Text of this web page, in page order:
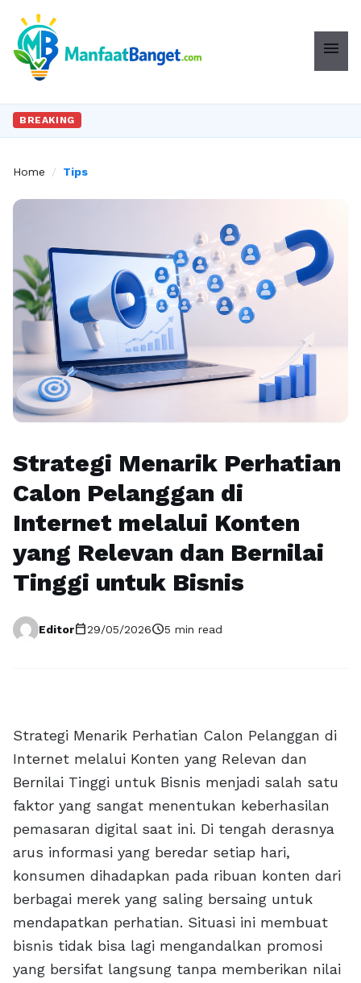
menu
BREAKING
Home / Tips
Strategi Menarik Perhatian
Calon Pelanggan di
Internet melalui Konten
yang Relevan dan Bernilai
Tinggi untuk Bisnis
Editorcalendar_today29/05/2026schedule5 min read
Strategi Menarik Perhatian Calon Pelanggan di
Internet melalui Konten yang Relevan dan
Bernilai Tinggi untuk Bisnis menjadi salah satu
faktor yang sangat menentukan keberhasilan
pemasaran digital saat ini. Di tengah derasnya
arus informasi yang beredar setiap hari,
konsumen dihadapkan pada ribuan konten dari
berbagai merek yang saling bersaing untuk
mendapatkan perhatian. Situasi ini membuat
bisnis tidak bisa lagi mengandalkan promosi
yang bersifat langsung tanpa memberikan nilai